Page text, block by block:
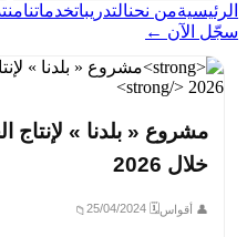
الرئيسيةمن نحنالتدريباتخدماتنا
سجّل الآن ←
مشروع « بلدنا » لإنتاج
خلال 2026
👤 أقواس🗓 25/04/2024
📁